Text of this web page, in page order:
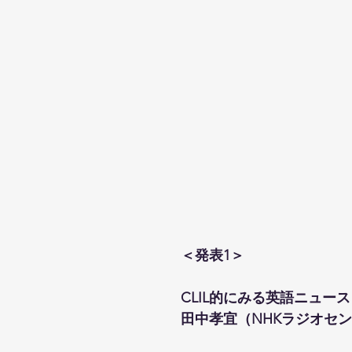
＜発表1＞
CLIL的にみる英語ニュース
田中孝宜（NHKラジオセ